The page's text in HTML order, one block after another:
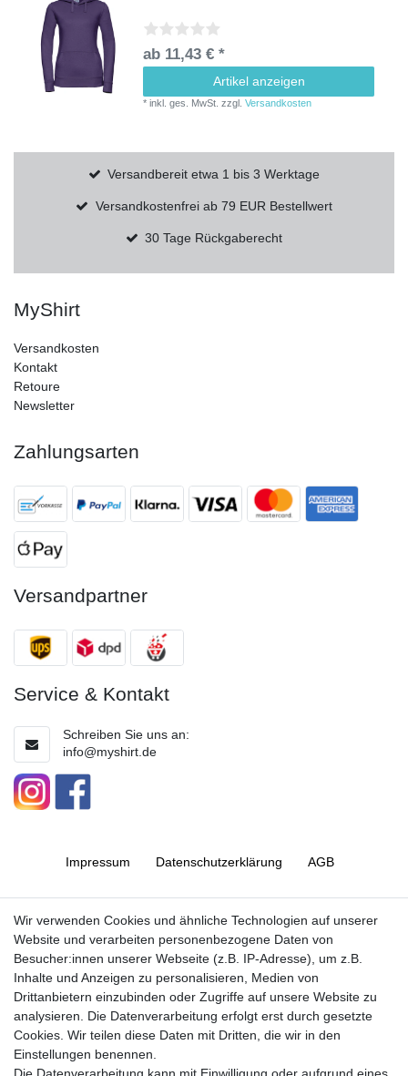
ab 11,43 € *
Artikel anzeigen
*inkl. ges. MwSt. zzgl.Versandkosten
Versandbereit etwa 1 bis 3 Werktage
Versandkostenfrei ab 79 EUR Bestellwert
30 Tage Rückgaberecht
MyShirt
Versandkosten
Kontakt
Retoure
Newsletter
Zahlungsarten
Versandpartner
Service & Kontakt
Schreiben Sie uns an:
info@myshirt.de
Impressum Daten­schutz­erklärung AGB
Barrierefreiheitserklärung Widerrufs­recht
Vertrag widerrufen Kontakt
Jetzt anmelden und auf dem Laufenden
Wir verwenden Cookies und ähnliche Technologien auf unserer
Website und verarbeiten personenbezogene Daten von
Besucher:innen unserer Webseite (z.B. IP-Adresse), um z.B.
Inhalte und Anzeigen zu personalisieren, Medien von
Drittanbietern einzubinden oder Zugriffe auf unsere Website zu
analysieren. Die Datenverarbeitung erfolgt erst durch gesetzte
Cookies. Wir teilen diese Daten mit Dritten, die wir in den
Einstellungen benennen.